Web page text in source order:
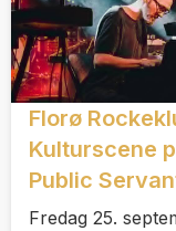
Florø
Kulturscene
Public
Fredag 25.